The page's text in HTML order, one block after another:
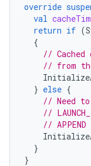
override
val
return if (
{
//
// from
} else {
// Need
//
//
}
}